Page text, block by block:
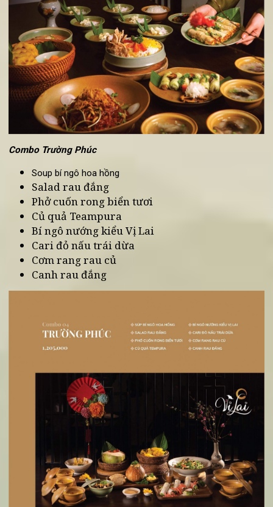
Canh chua cay
Chè sắn dừa
Phở cuốn rong biển tươi
Củ quả Teampura
Bí ngô nướng kiểu Vị Lai
Cari đỏ nấu trái dừa
Cơm rang rau củ
Canh rau đắng